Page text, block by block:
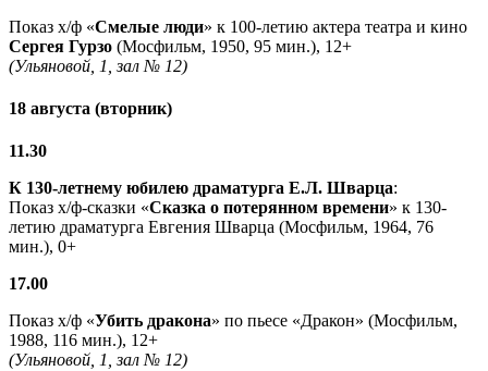
Показ х/ф «Смелые люди» к 100-летию актера театра и кино
Сергея Гурзо (Мосфильм, 1950, 95 мин.), 12+
(Ульяновой, 1, зал № 12)
18 августа (вторник)
11.30
К 130-летнему юбилею драматурга Е.Л. Шварца:
Показ х/ф-сказки «Сказка о потерянном времени» к 130-
летию драматурга Евгения Шварца (Мосфильм, 1964, 76
мин.), 0+
17.00
Показ х/ф «Убить дракона» по пьесе «Дракон» (Мосфильм,
1988, 116 мин.), 12+
(Ульяновой, 1, зал № 12)